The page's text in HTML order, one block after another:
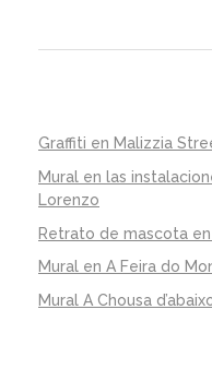
Graffiti en Malizzia
Mural en las
Lorenzo
Retrato de mascota
Mural en A Feira do
Mural A Chousa